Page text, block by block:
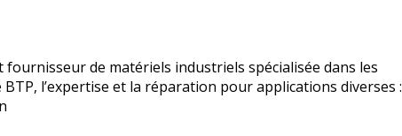
de matériels industriels spécialisée dans les
l’expertise et la réparation pour applications diverses :